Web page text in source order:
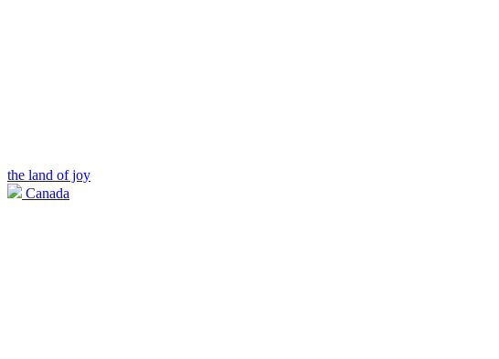
the land of joy
Canada